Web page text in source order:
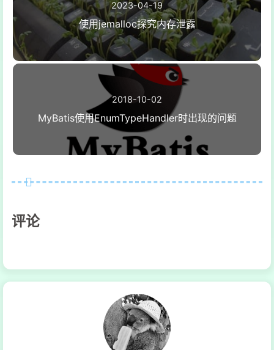
2023-04-19
使用jemalloc探究内存泄露
2018-10-02
MyBatis使用EnumTypeHandler时出现的问题
评论